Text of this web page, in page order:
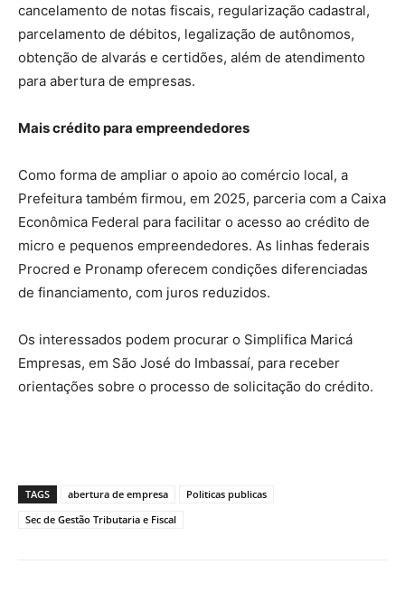
cancelamento de notas fiscais, regularização cadastral,
parcelamento de débitos, legalização de autônomos,
obtenção de alvarás e certidões, além de atendimento
para abertura de empresas.
Mais crédito para empreendedores
Como forma de ampliar o apoio ao comércio local, a
Prefeitura também firmou, em 2025, parceria com a Caixa
Econômica Federal para facilitar o acesso ao crédito de
micro e pequenos empreendedores. As linhas federais
Procred e Pronamp oferecem condições diferenciadas
de financiamento, com juros reduzidos.
Os interessados podem procurar o Simplifica Maricá
Empresas, em São José do Imbassaí, para receber
orientações sobre o processo de solicitação do crédito.
TAGS abertura de empresa
Politicas publicas
Sec de Gestão Tributaria e Fiscal